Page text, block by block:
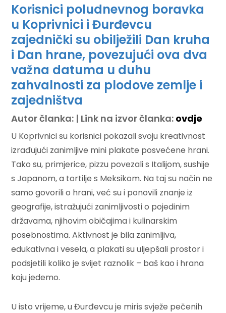
Korisnici poludnevnog boravka
u Koprivnici i Đurđevcu
zajednički su obilježili Dan kruha
i Dan hrane, povezujući ova dva
važna datuma u duhu
zahvalnosti za plodove zemlje i
zajedništva
Autor članka: | Link na izvor članka: ovdje
U Koprivnici su korisnici pokazali svoju kreativnost
izrađujući zanimljive mini plakate posvećene hrani.
Tako su, primjerice, pizzu povezali s Italijom, sushije
s Japanom, a tortilje s Meksikom. Na taj su način ne
samo govorili o hrani, već su i ponovili znanje iz
geografije, istražujući zanimljivosti o pojedinim
državama, njihovim običajima i kulinarskim
posebnostima. Aktivnost je bila zanimljiva,
edukativna i vesela, a plakati su uljepšali prostor i
podsjetili koliko je svijet raznolik – baš kao i hrana
koju jedemo.
U isto vrijeme, u Đurđevcu je miris svježe pečenih